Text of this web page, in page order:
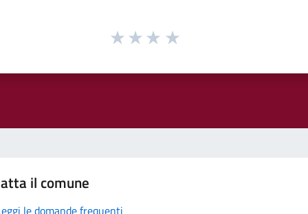
il comune
le domande frequenti